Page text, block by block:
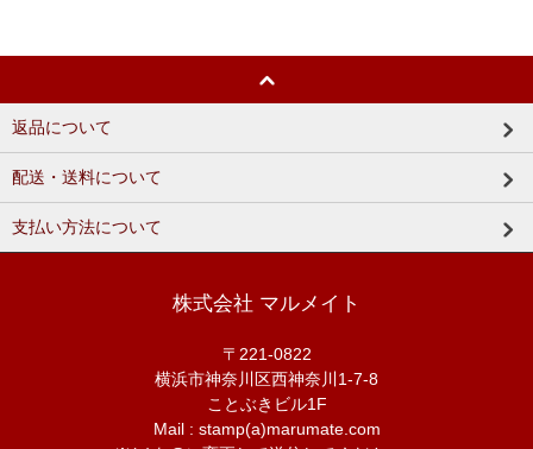
返品について
配送・送料について
支払い方法について
株式会社 マルメイト
〒221-0822
横浜市神奈川区西神奈川1-7-8
ことぶきビル1F
Mail : stamp(a)marumate.com